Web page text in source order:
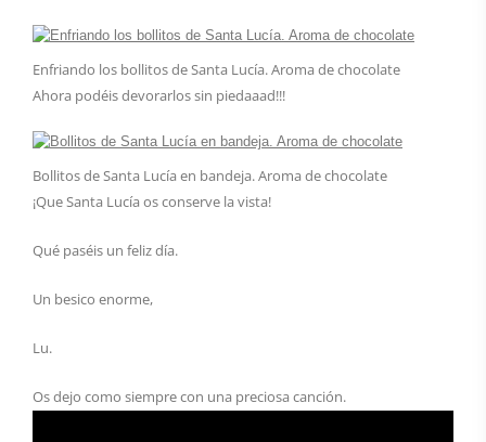
Enfriando los bollitos de Santa Lucía. Aroma de chocolate
Ahora podéis devorarlos sin piedaaad!!!
Bollitos de Santa Lucía en bandeja. Aroma de chocolate
¡Que Santa Lucía os conserve la vista!
Qué paséis un feliz día.
Un besico enorme,
Lu.
Os dejo como siempre con una preciosa canción.